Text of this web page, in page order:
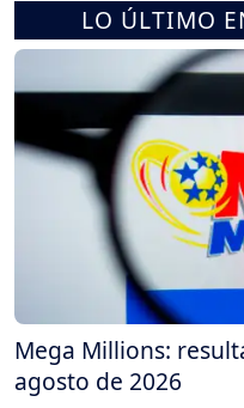
LO ÚLTIMO
Mega Millions:
agosto de 2026